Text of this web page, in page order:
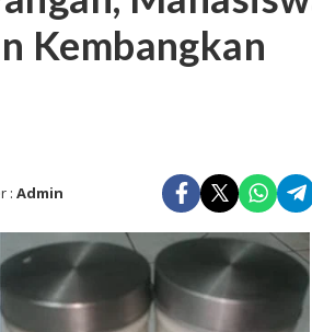
Kembangkan
: Admin